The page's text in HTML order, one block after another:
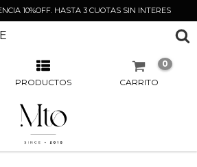
10%OFF. HASTA 3 CUOTAS SIN INTERES
PRODUCTOS CARRITO
0